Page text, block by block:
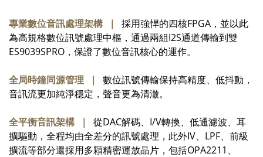
專業數位音訊處理架構 ｜ 採用強悍的四核FPGA，並以此
為高規格數位訊號處理中樞，通過兩組I2S通道傳輸到雙
ES9039SPRO，保證了數位音訊核心的運作。
全局時鐘同源管理 ｜ 數位訊號傳輸保持高精度、低抖動，
音訊流更加純淨穩定，聲音更為清澈。
全平衡音訊架構 ｜ 從DAC解碼、I/V轉換、低通濾波、耳
擴驅動，全程均由全差分的訊號處理，此外IV、LPF、前級
擴流等部分還採用多顆精密運放晶片，包括OPA2211、